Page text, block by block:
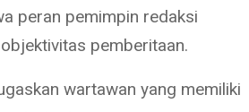
peran pemimpin redaksi
pemberitaan.
wartawan yang memiliki